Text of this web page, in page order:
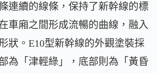
連續的線條，保持了新幹線的標
車廂之間形成流暢的曲線，融入
狀。E10型新幹線的外觀塗裝採
為「津輕綠」，底部則為「黃昏